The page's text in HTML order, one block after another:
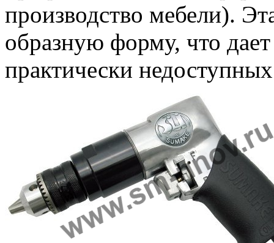
производство мебели).
образную форму, что
практически